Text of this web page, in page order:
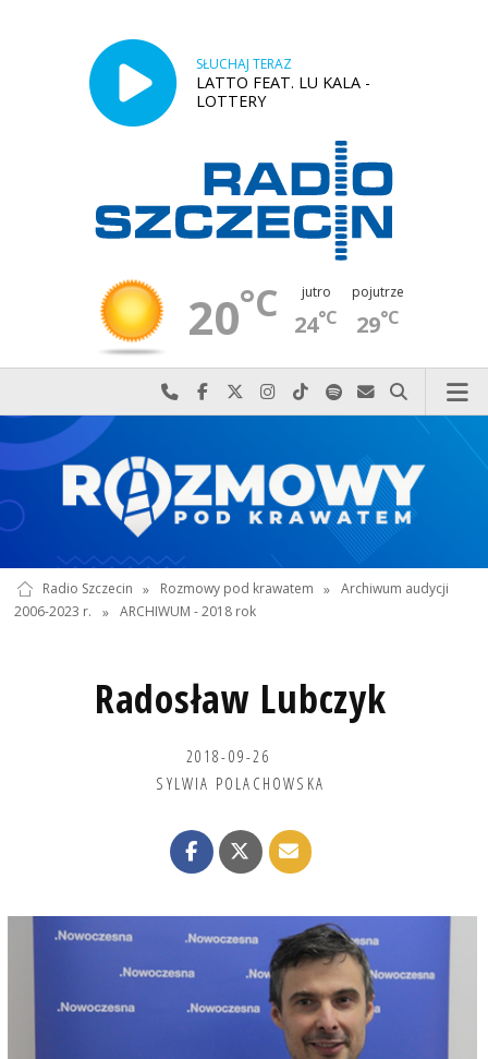
SŁUCHAJ TERAZ
LATTO FEAT. LU KALA -
LOTTERY
20°C jutro
24°C
pojutrze
29°C
Najlepiej po prostu do nas zadzwoń
Odwiedź nas na Facebook-u
Odwiedź nas na X
Odwiedź nas na Instagram-ie
Odwiedź nas na TikTok-u
Szukaj nas na Spotify
Wyślij do nas
Szukaj
Radio Szczecin » Rozmowy pod krawatem » Archiwum audycji
2006-2023 r.
» ARCHIWUM - 2018 rok
Radosław Lubczyk
2018-09-26
SYLWIA POLACHOWSKA